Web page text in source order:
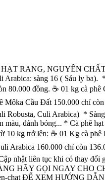
RANG, NGUYÊN
sàng 16 ( Sáu ly
đồng. ☕ 01 kg cà
Cầu Đất 150.000 chỉ
Culi Arabica) *
đánh bóng... * Cà phê
trở lên: ☕ 01 Kg cà phê
Arabica 160.000 chỉ còn
nhật liên tục khi có thay
HÃY GỌI NGAY CHO
chat ĐỂ XEM HƯỚNG